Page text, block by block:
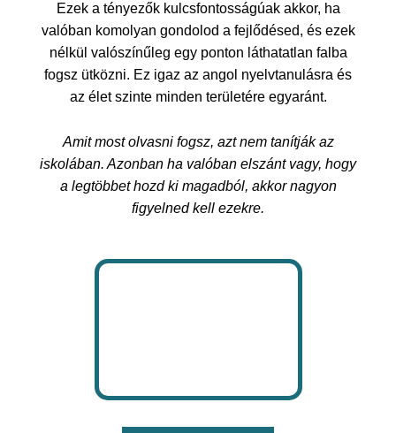
Ezek a tényezők kulcsfontosságúak akkor, ha
valóban komolyan gondolod a fejlődésed, és ezek
nélkül valószínűleg egy ponton láthatatlan falba
fogsz ütközni. Ez igaz az angol nyelvtanulásra és
az élet szinte minden területére egyaránt.
Amit most olvasni fogsz, azt nem tanítják az
iskolában. Azonban ha valóban elszánt vagy, hogy
a legtöbbet hozd ki magadból, akkor nagyon
figyelned kell ezekre.